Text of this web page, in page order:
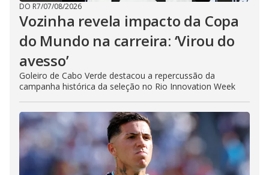
DO R7/07/08/2026
Vozinha revela impacto da Copa
do Mundo na carreira: ‘Virou do
avesso’
Goleiro de Cabo Verde destacou a repercussão da
campanha histórica da seleção no Rio Innovation Week